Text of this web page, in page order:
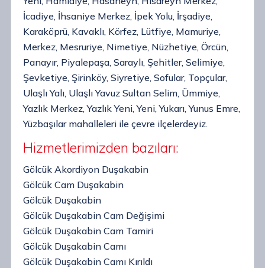
İcadiye, İhsaniye Merkez, İpek Yolu, İrşadiye,
Karaköprü, Kavaklı, Körfez, Lütfiye, Mamuriye,
Merkez, Mesruriye, Nimetiye, Nüzhetiye, Örcün,
Panayır, Piyalepaşa, Saraylı, Şehitler, Selimiye,
Şevketiye, Şirinköy, Siyretiye, Sofular, Topçular,
Ulaşlı Yalı, Ulaşlı Yavuz Sultan Selim, Ümmiye,
Yazlık Merkez, Yazlık Yeni, Yeni, Yukarı, Yunus Emre,
Yüzbaşılar mahalleleri ile çevre ilçelerdeyiz.
Hizmetlerimizden bazıları:
Gölcük Akordiyon Duşakabin
Gölcük Cam Duşakabin
Gölcük Duşakabin
Gölcük Duşakabin Cam Değişimi
Gölcük Duşakabin Cam Tamiri
Gölcük Duşakabin Camı
Gölcük Duşakabin Camı Kırıldı